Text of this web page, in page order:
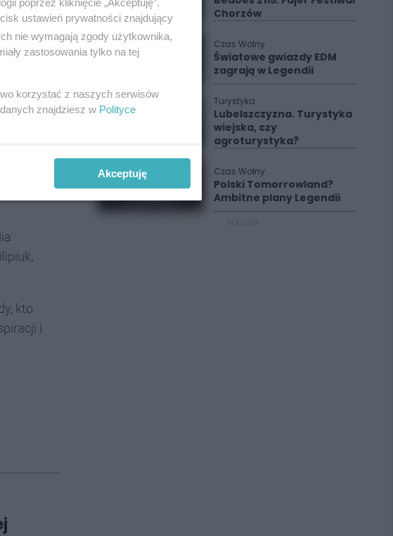
nie
i
na
na temat
w
kto
i
Chorzów
Czas Wolny
Światowe gwiazdy EDM
zagrają w Legendii
Turystyka
Lubelszczyzna. Turystyka
wiejska, czy
agroturystyka?
Czas Wolny
Polski Tomorrowland?
Ambitne plany Legendii
poprzez kliknięcie „Akceptuję”.
ustawień prywatności znajdujący
nie wymagają zgody użytkownika,
zastosowania tylko na tej
korzystać z naszych serwisów
znajdziesz w Polityce
Akceptuję